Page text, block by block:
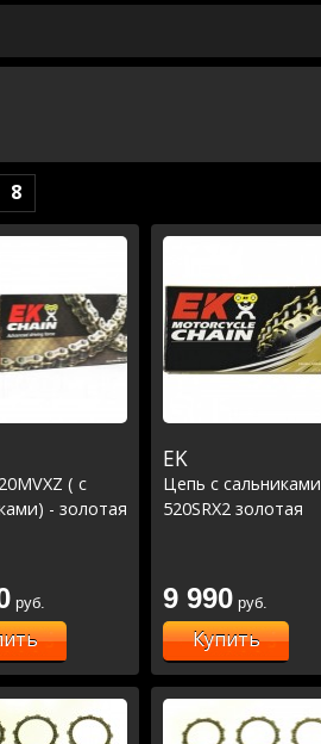
8
( с
- золотая
руб.
EK
Цепь с сальниками
520SRX2 золотая
9 990 руб.
Купить